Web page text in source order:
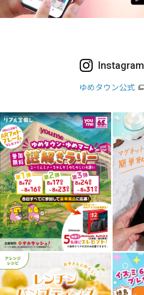
Instagram
ゆめタウン公式